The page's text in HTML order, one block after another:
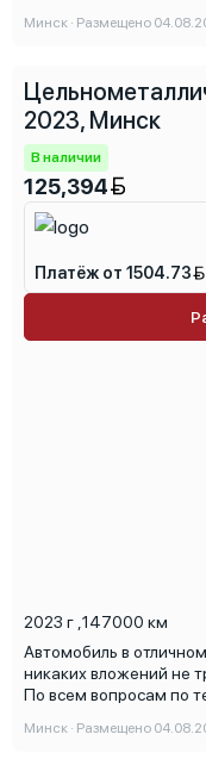
Минск · Размещено
2023 г 147000 км
Автомобиль в
никаких вложений не
По всем вопросам по
Минск · Размещено
2023, Минск
В наличии
125,394
Платёж от 1504.73